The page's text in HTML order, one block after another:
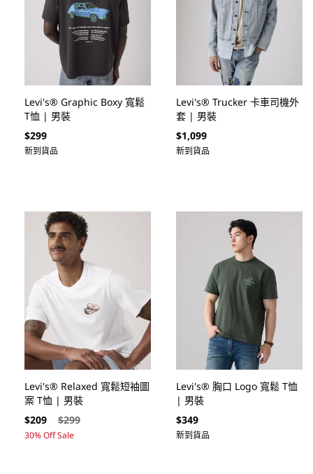
Levi's® Graphic Boxy 寬鬆
T恤 | 男裝
定
價
$299
新到貨品
Levi's® Trucker 卡車司機外
套 | 男裝
定
價
$1,099
新到貨品
Levi's® Relaxed 寬鬆短袖圖
案 T恤 | 男裝
售
價
$209
定
價
$299
30% Off Sale
Levi's® 胸口 Logo 寬鬆 T恤
| 男裝
定
價
$349
新到貨品